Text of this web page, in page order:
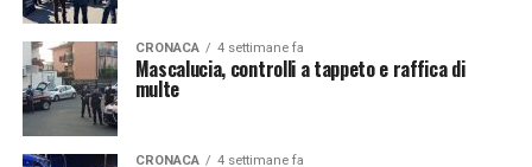
CRONACA 4 settimane fa
Mascalucia, controlli a tappeto e raffica di
multe
CRONACA 4 settimane fa